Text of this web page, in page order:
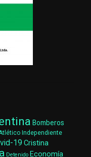
Bomberos
Independiente
19 Cristina
Detenido Economía